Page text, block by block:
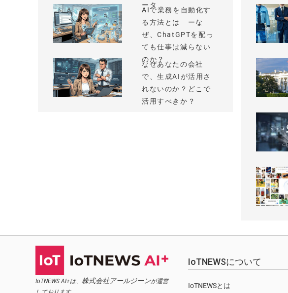
ータ
AIで業務を自動化す
る方法とは ーな
ぜ、ChatGPTを配っ
ても仕事は減らない
のか？
なぜあなたの会社
で、生成AIが活用さ
れないのか？どこで
活用すべきか？
IoTNEWS AI+は、 株式会社アールジーンが運営
IoTNEWSについて
IoTNEWSとは